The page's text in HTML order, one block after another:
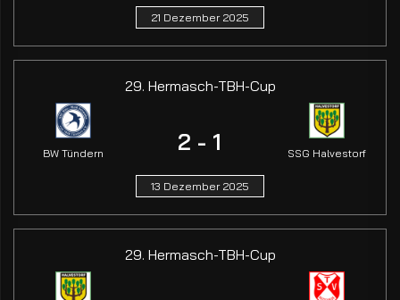
21 Dezember 2025
29. Hermasch-TBH-Cup
BW Tündern 2 - 1 SSG Halvestorf
13 Dezember 2025
29. Hermasch-TBH-Cup